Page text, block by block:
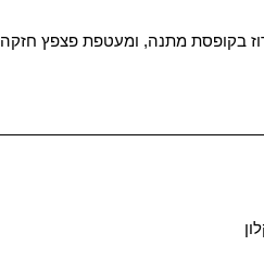
בקופסת מתנה, ומעטפת פצפץ